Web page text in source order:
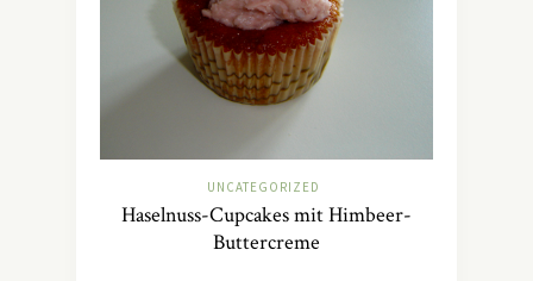
UNCATEGORIZED
Haselnuss-Cupcakes mit Himbeer-
Buttercreme